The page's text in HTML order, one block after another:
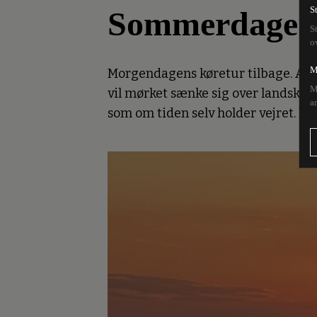
Sommerdage
Morgendagens køretur tilbage.
vil mørket sænke sig over
som om tiden selv holder vejret.